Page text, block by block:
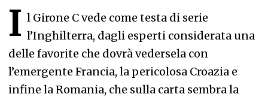
I l Girone C vede come testa di serie
l’Inghilterra, dagli esperti considerata una
delle favorite che dovrà vedersela con
l’emergente Francia, la pericolosa Croazia e
infine la Romania, che sulla carta sembra la